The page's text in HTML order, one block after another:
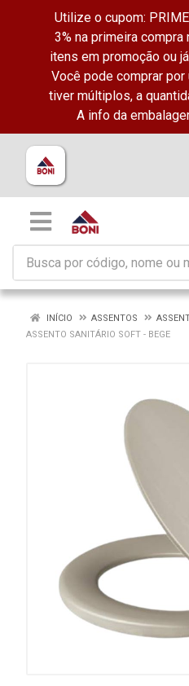
Utilize o cupom:
3% na primeira
itens em promoção ou
Você pode comprar
tiver múltiplos, a
A info da
INÍCIO ASSENTOS
ASSENTO SANITÁRIO SOFT - BEGE